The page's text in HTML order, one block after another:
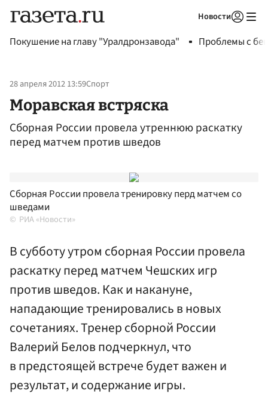
Новости
Покушение на главу "Уралдронзавода" Проблемы с
28 апреля 2012 13:59Спорт
Моравская встряска
Сборная России провела утреннюю раскатку
перед матчем против шведов
Сборная России провела тренировку перд матчем со
шведами
РИА «Новости»
В субботу утром сборная России провела
раскатку перед матчем Чешских игр
против шведов. Как и накануне,
нападающие тренировались в новых
сочетаниях. Тренер сборной России
Валерий Белов подчеркнул, что
в предстоящей встрече будет важен и
результат, и содержание игры.